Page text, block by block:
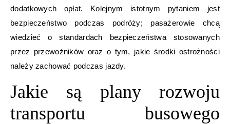
dodatkowych opłat. Kolejnym istotnym pytaniem jest
bezpieczeństwo podczas podróży; pasażerowie chcą
wiedzieć o standardach bezpieczeństwa stosowanych
przez przewoźników oraz o tym, jakie środki ostrożności
należy zachować podczas jazdy.
Jakie są plany rozwoju
transportu busowego